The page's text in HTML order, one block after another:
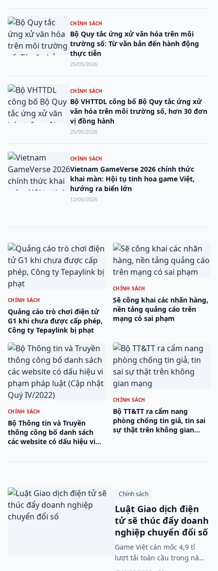
CHÍNH SÁCH
Bộ Quy tắc ứng xử văn hóa trên môi
trường số: Từ văn bản đến hành động
thực tiễn
25/05/2026
CHÍNH SÁCH
Bộ VHTTDL công bố Bộ Quy tắc ứng xử
văn hóa trên môi trường số, hơn 30 đơn
vị đồng hành
25/05/2026
CHÍNH SÁCH
Vietnam GameVerse 2026 chính thức
khai màn: Hội tụ tinh hoa game Việt,
hướng ra biển lớn
12/05/2026
CHÍNH SÁCH
Quảng cáo trò chơi điện tử
G1 khi chưa được cấp phép,
Công ty Tepaylink bị phạt
CHÍNH SÁCH
Sẽ công khai các nhãn hàng,
nền tảng quảng cáo trên
mạng có sai phạm
CHÍNH SÁCH
Bộ Thông tin và Truyền
thông công bố danh sách
các website có dấu hiệu vi
CHÍNH SÁCH
Bộ TT&TT ra cẩm nang
phòng chống tin giả, tin sai
sự thật trên không gian
Chính sách
Luật Giao dịch điện
tử sẽ thúc đẩy doanh
nghiệp chuyển đổi số
Game Việt cán mốc 4,9 tỉ
lượt tải toàn cầu trong năm
2025